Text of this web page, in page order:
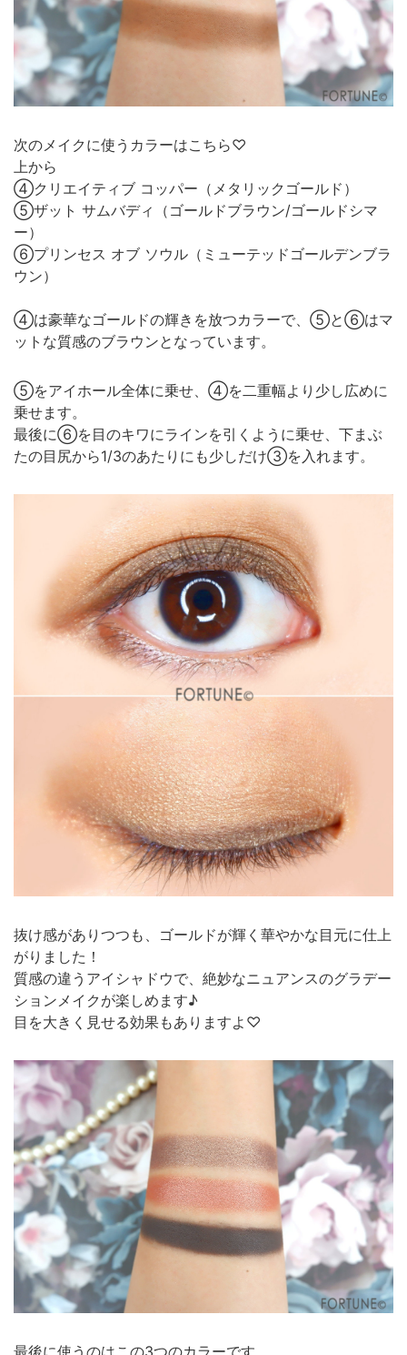
次のメイクに使うカラーはこちら♡
上から
④クリエイティブ コッパー（メタリックゴールド）
⑤ザット サムバディ（ゴールドブラウン/ゴールドシマ
ー）
⑥プリンセス オブ ソウル（ミューテッドゴールデンブラ
ウン）
④は豪華なゴールドの輝きを放つカラーで、⑤と⑥はマ
ットな質感のブラウンとなっています。
⑤をアイホール全体に乗せ、④を二重幅より少し広めに
乗せます。
最後に⑥を目のキワにラインを引くように乗せ、下まぶ
たの目尻から1/3のあたりにも少しだけ③を入れます。
抜け感がありつつも、ゴールドが輝く華やかな目元に仕上
がりました！
質感の違うアイシャドウで、絶妙なニュアンスのグラデー
ションメイクが楽しめます♪
目を大きく見せる効果もありますよ♡